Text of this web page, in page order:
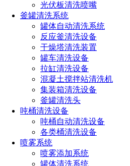
光伏板清洗喷嘴
釜罐清洗系统
罐体自动清洗系统
反应釜清洗设备
干燥塔清洗装置
罐车清洗设备
拉缸清洗设备
混凝土搅拌站清洗机
集装箱清洗设备
釜罐清洗头
吨桶清洗设备
吨桶自动清洗设备
各类桶清洗设备
喷雾系统
喷雾添加系统
罐体清洗系统
3、钛不会被腐蚀
腐蚀是一种化学过程，随着时
大多数的金属。因为当金属受到空
地，氧气都会吸收电子成为我们所
所有的金属都会被腐蚀的，例如，
二氧化钛，从而可以保护里面的钛
括电化学和微生物等等。
钛有天然防腐这一特性使其不
以用于暴露在高度腐蚀性盐水的海
螺旋桨几乎都是由钛制成的，潜艇
以及暴露在海水中的部件都是如此。
4、钛可以存在于人体的各个部